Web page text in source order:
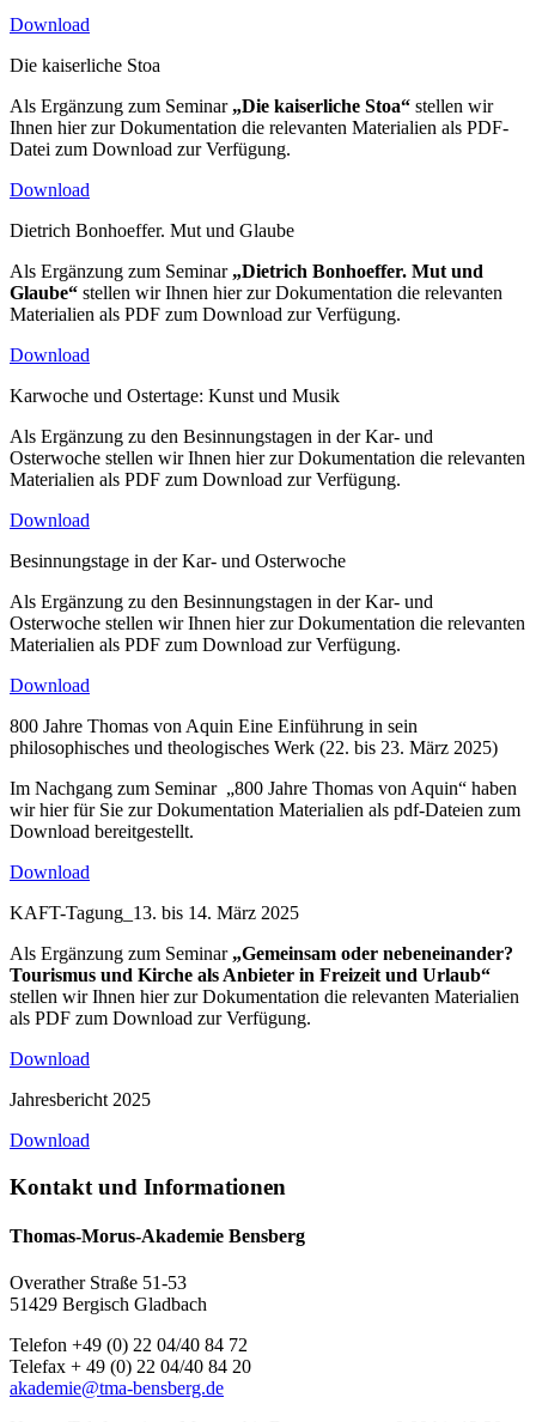
Download
Die kaiserliche Stoa
Als Ergänzung zum Seminar „Die kaiserliche Stoa“ stellen wir
Ihnen hier zur Dokumentation die relevanten Materialien als PDF-
Datei zum Download zur Verfügung.
Download
Dietrich Bonhoeffer. Mut und Glaube
Als Ergänzung zum Seminar „Dietrich Bonhoeffer. Mut und
Glaube“ stellen wir Ihnen hier zur Dokumentation die relevanten
Materialien als PDF zum Download zur Verfügung.
Download
Karwoche und Ostertage: Kunst und Musik
Als Ergänzung zu den Besinnungstagen in der Kar- und
Osterwoche stellen wir Ihnen hier zur Dokumentation die relevanten
Materialien als PDF zum Download zur Verfügung.
Download
Besinnungstage in der Kar- und Osterwoche
Als Ergänzung zu den Besinnungstagen in der Kar- und
Osterwoche stellen wir Ihnen hier zur Dokumentation die relevanten
Materialien als PDF zum Download zur Verfügung.
Download
800 Jahre Thomas von Aquin Eine Einführung in sein
philosophisches und theologisches Werk (22. bis 23. März 2025)
Im Nachgang zum Seminar „800 Jahre Thomas von Aquin“ haben
wir hier für Sie zur Dokumentation Materialien als pdf-Dateien zum
Download bereitgestellt.
Download
KAFT-Tagung_13. bis 14. März 2025
Als Ergänzung zum Seminar „Gemeinsam oder nebeneinander?
Tourismus und Kirche als Anbieter in Freizeit und Urlaub“
stellen wir Ihnen hier zur Dokumentation die relevanten Materialien
als PDF zum Download zur Verfügung.
Download
Jahresbericht 2025
Download
Kontakt und Informationen
Thomas-Morus-Akademie Bensberg
Overather Straße 51-53
51429 Bergisch Gladbach
Telefon +49 (0) 22 04/40 84 72
Telefax + 49 (0) 22 04/40 84 20
akademie@tma-bensberg.de